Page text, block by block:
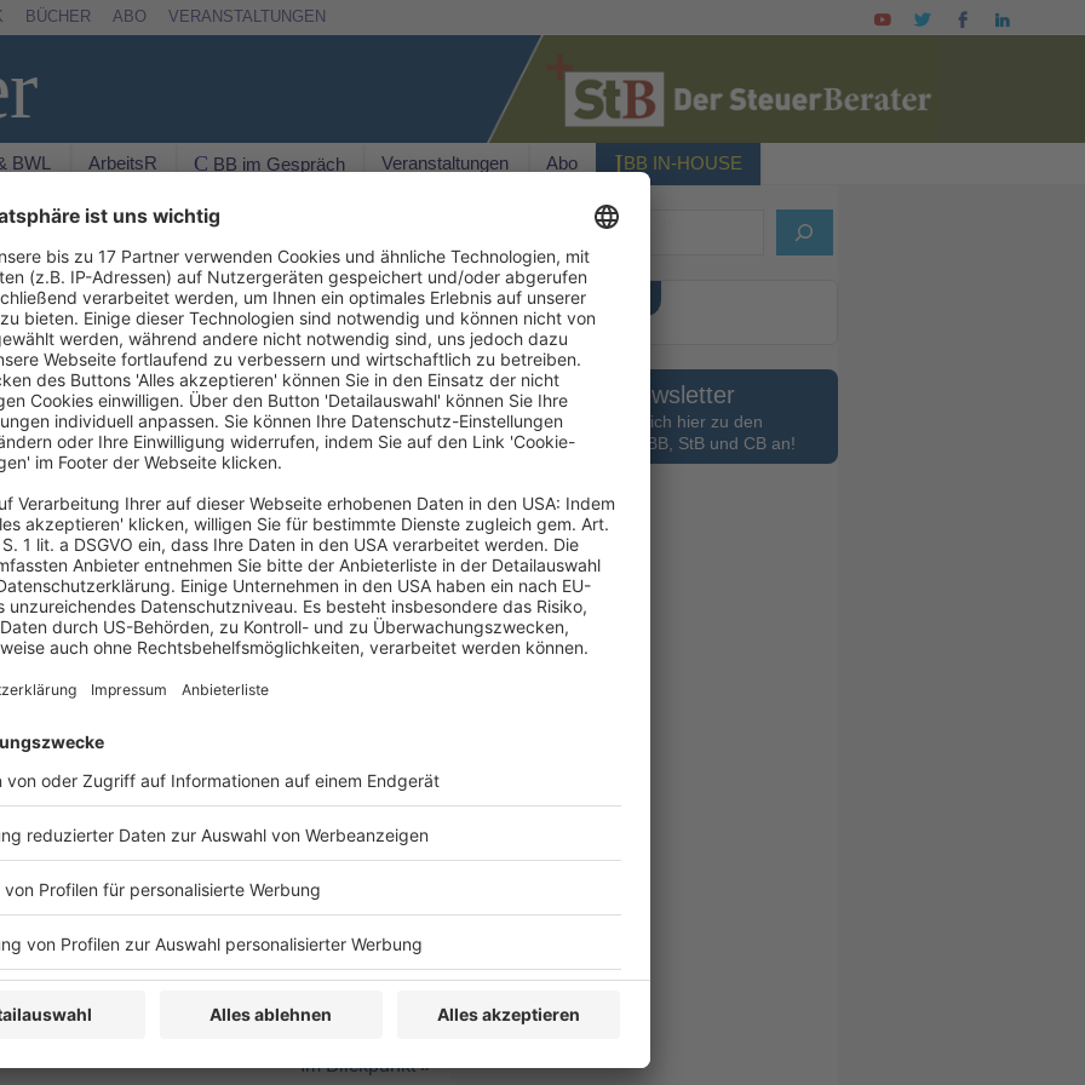
BÜCHER ABO VERANSTALTUNGEN
BWL ArbeitsR C BB im Gespräch Veranstaltungen Abo IBB IN-HOUSE
im “juristischen
2009 im Rahmen der Abgeltungsteuer (§§ 20,
Erfassung von Früchten wie
in allen Bereichen staatlichen
den Bürokratieabbau wie die
einhellig anerkannte Funktion der
zeichnen die Kapitalertragsteuer (KapESt)
zwischen Vereinfachung und
der zunehmenden
III.). Politisch steht mehr die staatliche
verhältnismäßiges System innerhalb der
Benachteiligung von Arbeitseinkommen
Hintergrund eines abnehmenden
(BVerfG) (dazu IV.) und
scheint auch im Bereich der Besteuerung
fördernden Stringenz zu
der folgenden Betrachtung.
Im Blickpunkt »
AKTUELLES HEFT
Newsletter
Melden Sie sich hier zu den
Newslettern des BB, StB und CB an!